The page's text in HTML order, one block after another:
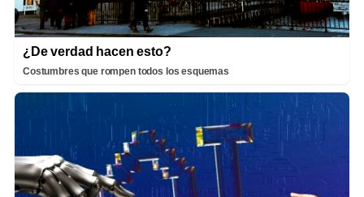
¿De verdad hacen esto?
Costumbres que rompen todos los esquemas